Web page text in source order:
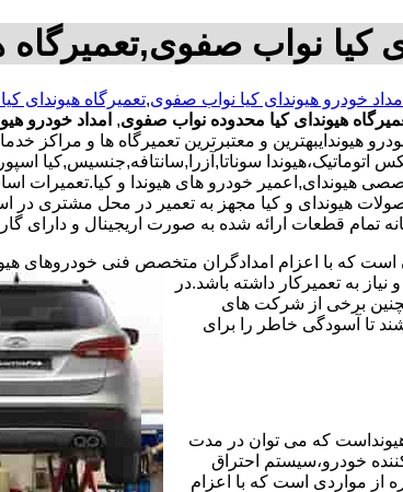
کیا نواب
خودرو هیوندای کیا نواب صفوی,تعمیرگاه هیوندای
هیوندای کیا محدوده نواب صفوی, امداد خودرو
هیوندایبهترین و معتبرترین تعمیرگاه ها و
سوناتا,آزرا,سانتافه,جنسیس,کیا
هیوندای,اعمیر خودرو های هیوندا و کیا.تعمیرات
هیوندای و کیا مجهز به تعمیر در محل مشتری
تمام قطعات ارائه شده به صورت اریجینال و دارای
است که با اعزام امدادگران متخصص فنی خودروهای
به تعمیرکار داشته باشد.در
برخی از شرکت های
تا آسودگی خاطر را برای
که می توان در مدت
خودرو،سیستم احتراق
از مواردی است که با اعزام